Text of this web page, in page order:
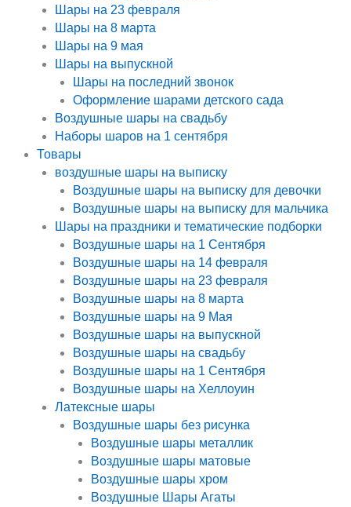
Шары на 23 февраля
Шары на 8 марта
Шары на 9 мая
Шары на выпускной
Шары на последний звонок
Оформление шарами детского сада
Воздушные шары на свадьбу
Наборы шаров на 1 сентября
Товары
воздушные шары на выписку
Воздушные шары на выписку для девочки
Воздушные шары на выписку для мальчика
Шары на праздники и тематические подборки
Воздушные шары на 1 Сентября
Воздушные шары на 14 февраля
Воздушные шары на 23 февраля
Воздушные шары на 8 марта
Воздушные шары на 9 Мая
Воздушные шары на выпускной
Воздушные шары на свадьбу
Воздушные шары на 1 Сентября
Воздушные шары на Хеллоуин
Латексные шары
Воздушные шары без рисунка
Воздушные шары металлик
Воздушные шары матовые
Воздушные шары хром
Воздушные Шары Агаты